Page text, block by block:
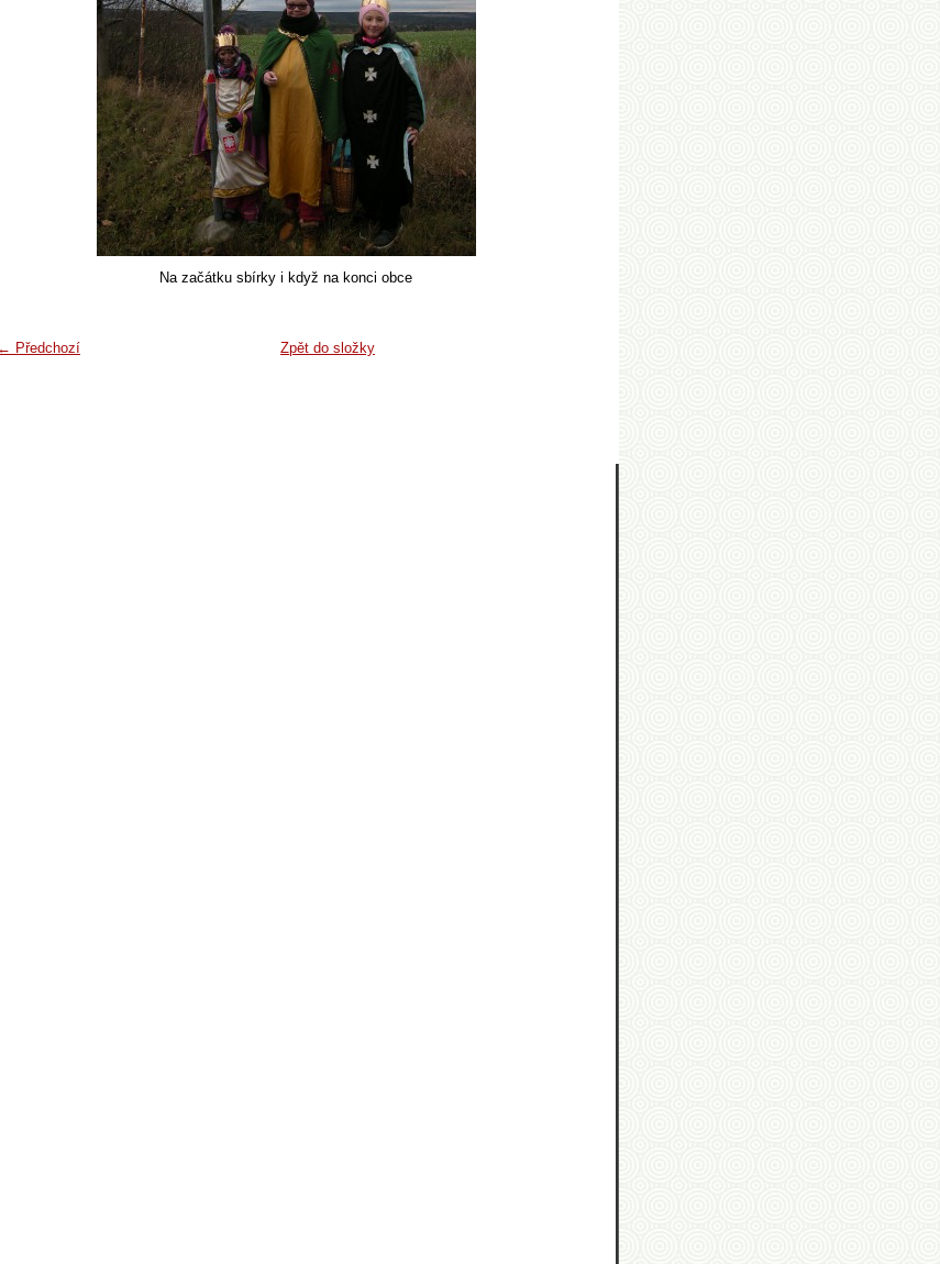
Na začátku sbírky i když na konci obce
← Předchozí Zpět do složky